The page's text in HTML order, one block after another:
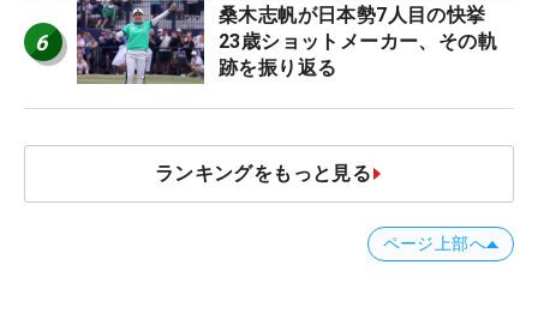
6
桑木志帆が日本勢7人目の快挙
23歳ショットメーカー、その軌
跡を振り返る
ランキングをもっと見る
ページ上部へ